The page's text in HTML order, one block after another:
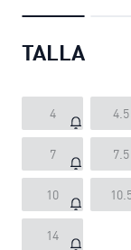
TALLA
4 4.5
7 7.5
10
14